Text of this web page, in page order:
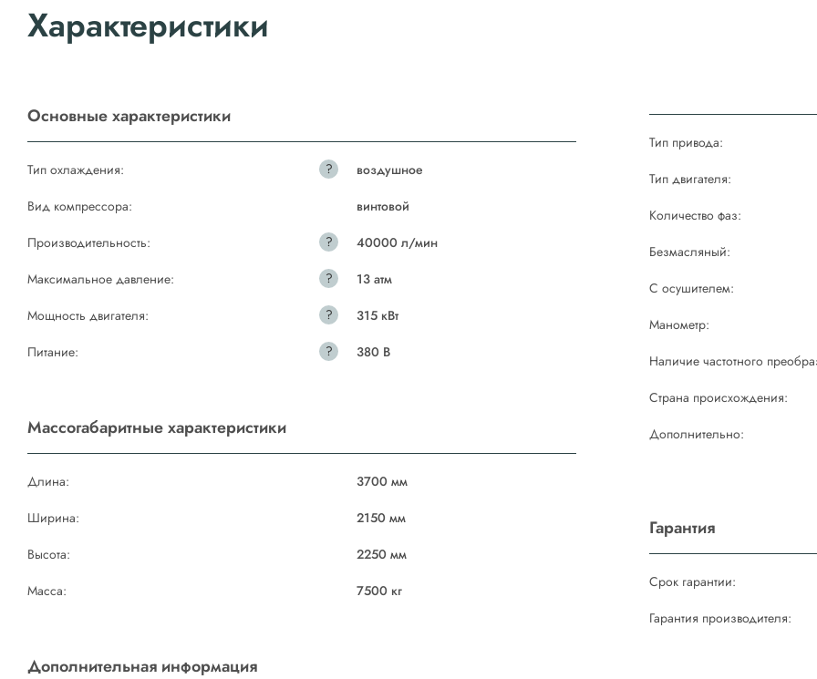
Характеристики
Основные характеристики
Тип охлаждения: ?
воздушное
Вид компрессора:
винтовой
Производительность:
?
40000 л/мин
Максимальное давление:
?
13 атм
Мощность двигателя:
?
315 кВт
Питание:
? 380 В
Массогабаритные характеристики
Длина:
3700 мм
Ширина:
2150 мм
Высота:
2250 мм
Масса:
7500 кг
Дополнительная информация
Тип привода:
Тип двигателя:
Количество фаз:
Безмасляный:
С осушителем:
Манометр:
Наличие частотного
Страна происхождения:
Дополнительно:
Гарантия
Срок гарантии:
Гарантия производителя: